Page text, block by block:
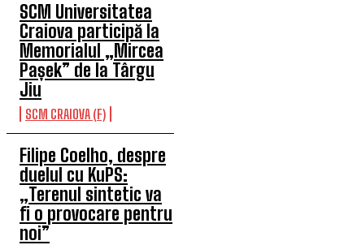
SCM Universitatea
Craiova participă la
Memorialul „Mircea
Pașek” de la Târgu
Jiu
SCM CRAIOVA (F)
Filipe Coelho, despre
duelul cu KuPS:
„Terenul sintetic va
fi o provocare pentru
noi”